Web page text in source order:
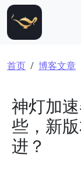
跳转到主要内容
面包屑
首页 博客文章
神灯加
些，新
进？